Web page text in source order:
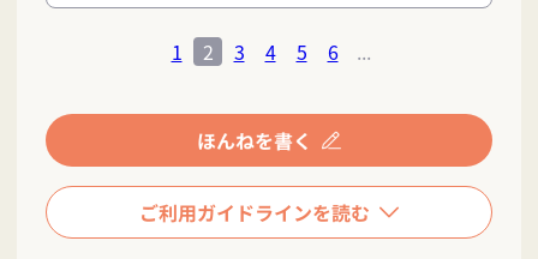
1 2 3 4 5 6 ...